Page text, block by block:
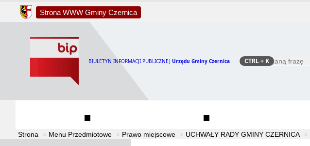
Strona WWW Gminy Czernica
BIULETYN INFORMACJI PUBLICZNEJ Urzędu Gminy Czernica Szukaj
CTRL+ K
Strona Menu Przedmiotowe Prawo miejscowe UCHWAŁY RADY GMINY CZERNICA